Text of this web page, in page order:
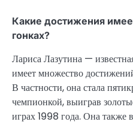
Какие достижения
гонках?
Лариса Лазутина —
имеет множество
В частности, она стала
чемпионкой, выиграв
играх 1998 года. Она также